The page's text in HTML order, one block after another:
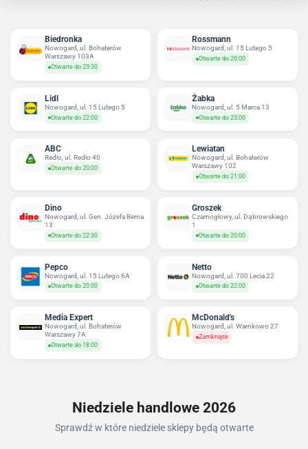
Biedronka
Nowogard, ul. Bohaterów
Warszawy 103A
Otwarte do 23:30
Rossmann
Nowogard, ul. 15 Lutego 5
Otwarte do 20:00
Lidl
Nowogard, ul. 15 Lutego 5
Otwarte do 22:00
Żabka
Nowogard, ul. 5 Marca 13
Otwarte do 23:00
ABC
Redło, ul. Redło 40
Otwarte do 20:00
Lewiatan
Nowogard, ul. Bohaterów
Warszawy 102
Otwarte do 21:00
Dino
Nowogard, ul. Gen. Józefa Bema
13
Otwarte do 22:30
Groszek
Czarnogłowy, ul. Dąbrowskiego
1
Otwarte do 20:00
Pepco
Nowogard, ul. 15 Lutego 6A
Otwarte do 20:00
Netto
Nowogard, ul. 700 Lecia 22
Otwarte do 22:00
Media Expert
Nowogard, ul. Bohaterów
Warszawy 7A
Otwarte do 18:00
McDonald's
Nowogard, ul. Warnkowo 27
Zamknięte
Niedziele handlowe 2026
Sprawdź w które niedziele sklepy będą otwarte